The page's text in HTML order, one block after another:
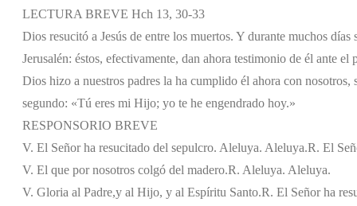
LECTURA BREVE Hch 13, 30-33
Dios resucitó a Jesús de entre los muertos. Y durante muchos
Jerusalén: éstos, efectivamente, dan ahora testimonio de él ante
Dios hizo a nuestros padres la ha cumplido él ahora con nosotros,
segundo: «Tú eres mi Hijo; yo te he engendrado hoy.»
RESPONSORIO BREVE
V. El Señor ha resucitado del sepulcro. Aleluya. Aleluya.R. El
V. El que por nosotros colgó del madero.R. Aleluya. Aleluya.
V. Gloria al Padre,y al Hijo, y al Espíritu Santo.R. El Señor ha